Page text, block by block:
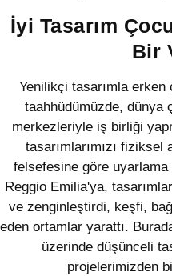
İyi Tasarım
Bir
Yenilikçi tasarımla
taahhüdümüzde, dünya
merkezleriyle iş birliği
tasarımlarımızı
felsefesine göre uyarlama
Reggio Emilia'ya,
ve zenginleştirdi, keşfi,
eden ortamlar yarattı.
üzerinde düşünceli
projelerimizden